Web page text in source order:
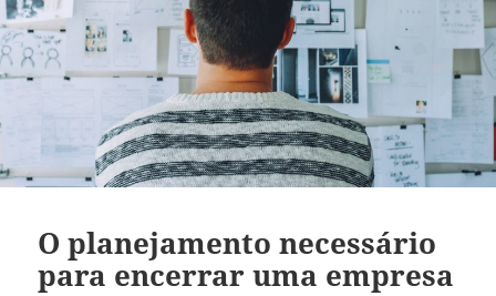
O planejamento necessário
para encerrar uma empresa